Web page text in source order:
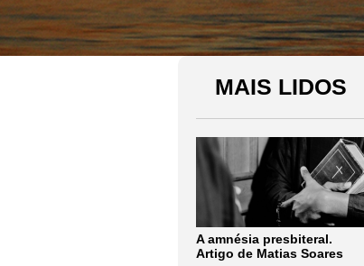
MAIS LIDOS
A amnésia presbiteral.
Artigo de Matias Soares